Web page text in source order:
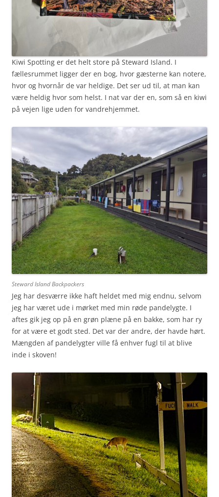
Kiwi Spotting er det helt store på Steward Island. I
fællesrummet ligger der en bog, hvor gæsterne kan notere,
hvor og hvornår de var heldige. Det ser ud til, at man kan
være heldig hvor som helst. I nat var der en, som så en kiwi
på vejen lige uden for vandrehjemmet.
Steward Island Backpackers
Jeg har desværre ikke haft heldet med mig endnu, selvom
jeg har været ude i mørket med min røde pandelygte. I
aftes gik jeg op på en grøn plæne på en bakke, som har ry
for at være et godt sted. Det var der andre, der havde hørt.
Mængden af pandelygter ville få enhver fugl til at blive
inde i skoven!